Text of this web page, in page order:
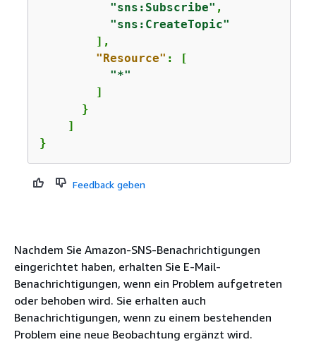
"sns:Subscribe" ,
"sns:CreateTopic"
        ],
"Resource" : [
"*"
        ]
      }
    ]
}
Feedback geben
Nachdem Sie Amazon-SNS-Benachrichtigungen
eingerichtet haben, erhalten Sie E-Mail-
Benachrichtigungen, wenn ein Problem aufgetreten
oder behoben wird. Sie erhalten auch
Benachrichtigungen, wenn zu einem bestehenden
Problem eine neue Beobachtung ergänzt wird.